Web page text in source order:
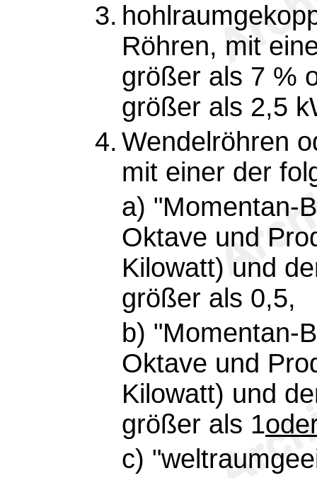
3.
Röhren, mit
größer als 7 %
größer als 2,5
4. Wendelröhren
mit einer der
a) "Momentan-
Oktave und
Kilowatt) und
größer als 0,5,
b) "Momentan-
Oktave und
Kilowatt) und
größer als 1
c)